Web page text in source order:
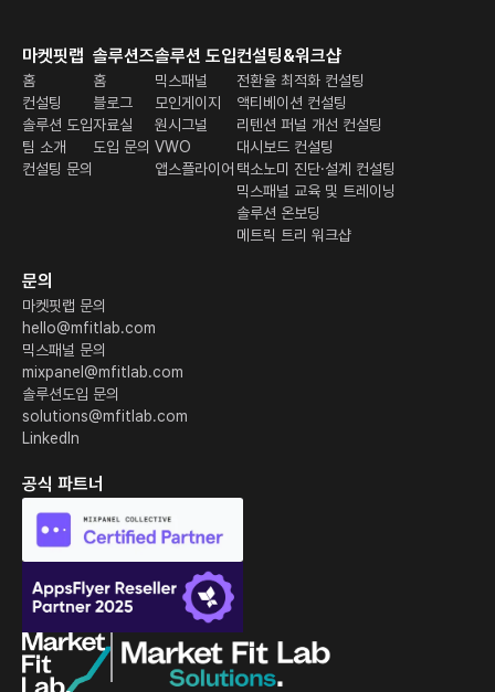
마켓핏랩
홈
컨설팅
솔루션 도입
팀 소개
컨설팅 문의
솔루션즈
홈
블로그
자료실
도입 문의
솔루션 도입
믹스패널
모인게이지
원시그널
VWO
앱스플라이어
컨설팅&워크샵
전환율 최적화 컨설팅
액티베이션 컨설팅
리텐션 퍼널 개선 컨설팅
대시보드 컨설팅
택소노미 진단·설계 컨설팅
믹스패널 교육 및 트레이닝
솔루션 온보딩
메트릭 트리 워크샵
문의
마켓핏랩 문의
hello@mfitlab.com
믹스패널 문의
mixpanel@mfitlab.com
솔루션도입 문의
solutions@mfitlab.com
LinkedIn
공식 파트너